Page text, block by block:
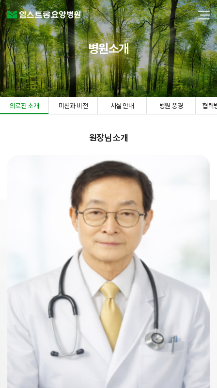
병원소개
의료진 소개 미션과 비전 시설 안내 병원 풍경 협력
원장님 소개